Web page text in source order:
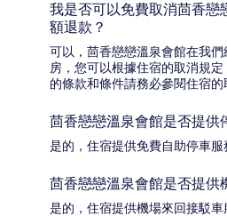
我是否可以免費取消茴香戀
額退款？
可以，茴香戀戀溫泉會館在我
房，您可以根據住宿的取消規
的條款和條件請務必參閱住宿的
茴香戀戀溫泉會館是否提供
是的，住宿提供免費自助停車服
茴香戀戀溫泉會館是否提供
是的，住宿提供機場來回接駁車